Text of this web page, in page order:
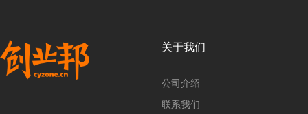
关于我们
公司介绍
联系我们